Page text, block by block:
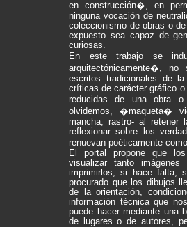
en construcción�, en
ninguna vocación de
coleccionismo de obras o
expuesto sea capaz de
curiosas.
En este trabajo se
arquitectónicamente�,
escritos tradicionales de
críticas de carácter gráfico
reducidas de una obra
olvidemos, �maqueta�
mancha, rastro- al retener
reflexionar sobre los
renuevan poéticamente
El portal propone que
visualizar tanto
imprimirlos, si hace falta,
procurado que los dibujos
de la orientación,
información técnica que
puede hacer mediante una
de lugares o de autores,